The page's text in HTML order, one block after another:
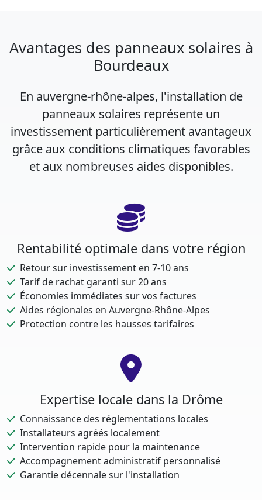
Avantages des panneaux solaires à
Bourdeaux
En auvergne-rhône-alpes, l'installation de
panneaux solaires représente un
investissement particulièrement avantageux
grâce aux conditions climatiques favorables
et aux nombreuses aides disponibles.
Rentabilité optimale dans votre région
Retour sur investissement en 7-10 ans
Tarif de rachat garanti sur 20 ans
Économies immédiates sur vos factures
Aides régionales en Auvergne-Rhône-Alpes
Protection contre les hausses tarifaires
Expertise locale dans la Drôme
Connaissance des réglementations locales
Installateurs agréés localement
Intervention rapide pour la maintenance
Accompagnement administratif personnalisé
Garantie décennale sur l'installation